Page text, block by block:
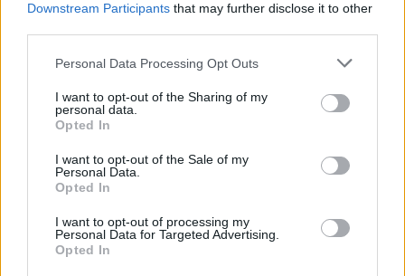
Downstream Participants that may further disclose it to other
Personal Data Processing Opt Outs
I want to opt-out of the Sharing of my
personal data.
Opted In
I want to opt-out of the Sale of my
Personal Data.
Opted In
I want to opt-out of processing my
Personal Data for Targeted Advertising.
Opted In